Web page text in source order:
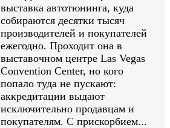
выставка автотюнинга, куда
собираются десятки тысяч
производителей и покупателей
ежегодно. Проходит она в
выставочном центре Las Vegas
Convention Center, но кого
попало туда не пускают:
аккредитации выдают
исключительно продавцам и
покупателям. С прискорбием...